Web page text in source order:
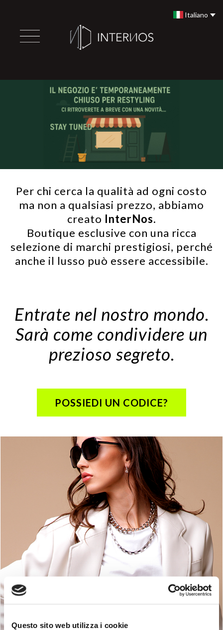
Questo sito web utilizza i cookie
Italiano
Per chi cerca la qualità ad ogni costo
ma non a qualsiasi prezzo, abbiamo
creato InterNos.
Boutique esclusive con una ricca
selezione di marchi prestigiosi, perché
anche il lusso può essere accessibile.
Entrate nel nostro mondo.
Sarà come condividere un
prezioso segreto.
POSSIEDI UN CODICE?